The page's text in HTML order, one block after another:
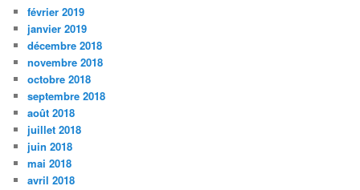
février 2019
janvier 2019
décembre 2018
novembre 2018
octobre 2018
septembre 2018
août 2018
juillet 2018
juin 2018
mai 2018
avril 2018